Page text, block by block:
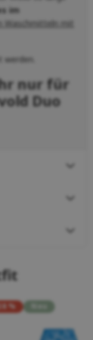
im
Waschmitteln mit
nur für
Duo
-28 %